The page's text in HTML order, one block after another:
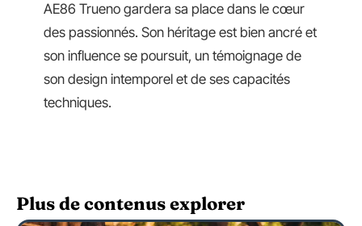
AE86 Trueno gardera sa place dans le cœur
des passionnés. Son héritage est bien ancré et
son influence se poursuit, un témoignage de
son design intemporel et de ses capacités
techniques.
Plus de contenus explorer